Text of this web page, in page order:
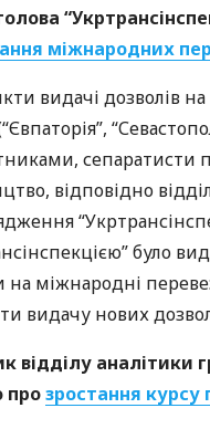
міжнародних
видачі дозволів
сепаратисти
відповідно
було
на міжнародні
видачу нових
відділу
прозростання курсу